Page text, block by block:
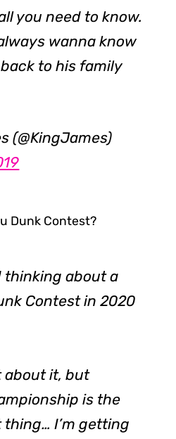
you need to know.
wanna know
to his family
(@KingJames)
Dunk Contest?
thinking about a
Contest in 2020
about it, but
is the
I’m getting